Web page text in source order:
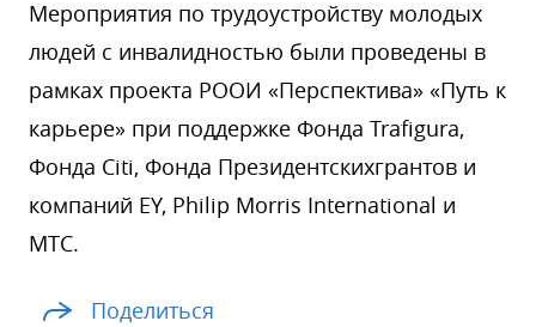
Мероприятия по трудоустройству молодых
людей с инвалидностью были проведены в
рамках проекта РООИ «Перспектива» «Путь к
карьере» при поддержке Фонда Trafigura,
Фонда Citi, Фонда Президентскихгрантов и
компаний EY, Philip Morris International и
МТС.
Поделиться